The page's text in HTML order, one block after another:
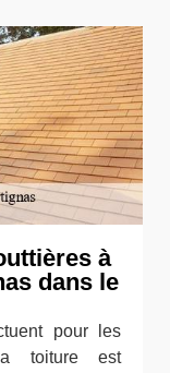
à
dans le
pour les
toiture est